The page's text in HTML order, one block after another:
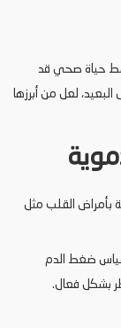
حياة صحي قد
لعل من أبرزها
بأمراض القلب مثل
ضغط الدم
بشكل فعال.